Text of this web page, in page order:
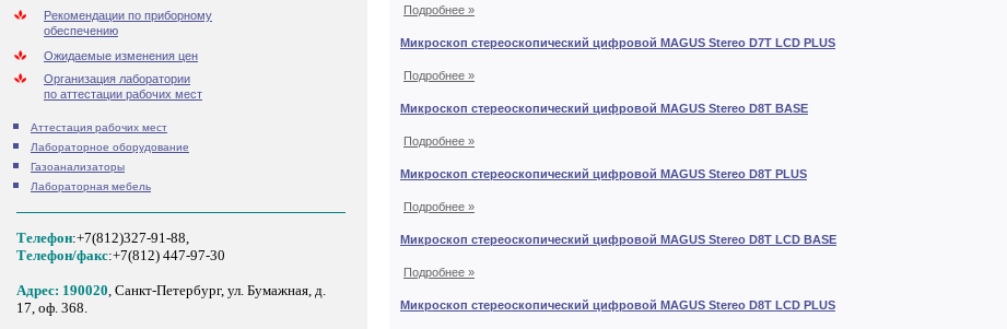
Рекомендации по приборному
обеспечению
Ожидаемые изменения цен
Организация лаборатории
по аттестации рабочих мест
Аттестация рабочих мест
Лабораторное оборудование
Газоанализаторы
Лабораторная мебель
Телефон:+7(812)327-91-88,
Tелефон/факс:+7(812) 447-97-30
Адрес: 190020, Санкт-Петербург, ул. Бумажная, д.
17, оф. 368.
Подробнее »
Микроскоп стереоскопический цифровой MAGUS Stereo D7T LCD PLUS
Подробнее »
Микроскоп стереоскопический цифровой MAGUS Stereo D8T BASE
Подробнее »
Микроскоп стереоскопический цифровой MAGUS Stereo D8T PLUS
Подробнее »
Микроскоп стереоскопический цифровой MAGUS Stereo D8T LCD BASE
Подробнее »
Микроскоп стереоскопический цифровой MAGUS Stereo D8T LCD PLUS